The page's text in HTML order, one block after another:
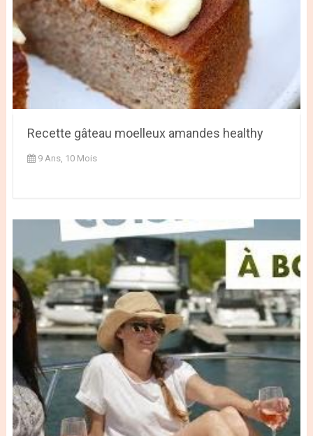
Recette gâteau moelleux amandes healthy
9 Ans, 10 Mois